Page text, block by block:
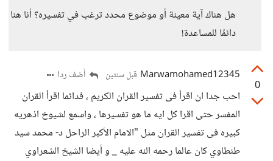
هل هناك آية معينة أو موضوع محدد ترغب في تفسيره؟ أنا هنا
دائمًا للمساعدة!
0
Marwamohamed12345 قبل سنتين أضف ردا
احب جدا ان اقرأ فى تفسير القران الكريم ، فدائما اقرأ القران
المفسر حتى اقرا كل ايه ما هو تفسيرها ، واسمع لشيوخ اذهريه
كبيره فى تفسير القران مثل "الامام الأكبر الراحل د- محمد سيد
طنطاوي كان عالما رحمه الله عليه _ و أيضا الشيخ الشعراوي